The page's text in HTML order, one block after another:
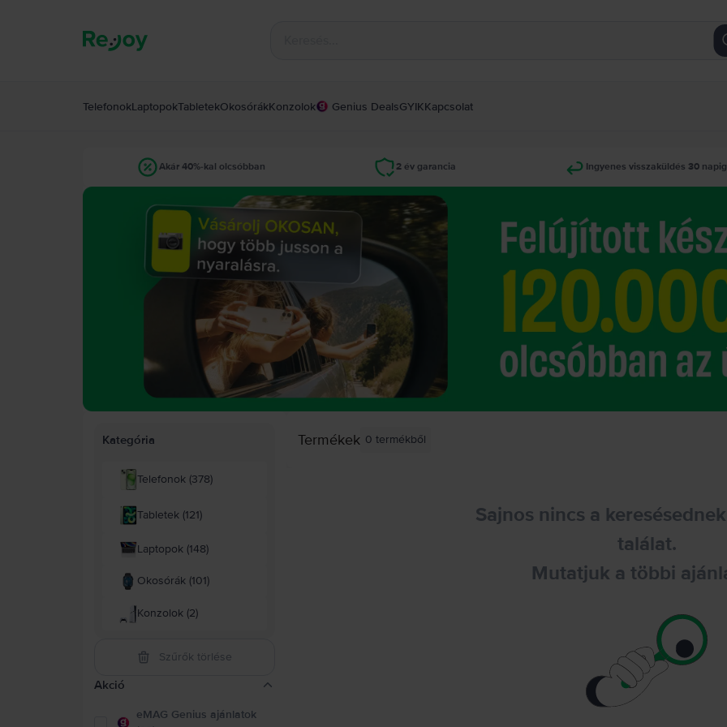
TelefonokLaptopokTabletekOkosórákKonzolok Genius DealsGYIKKapcsolat
Akár 40%-kal olcsóbban 2 év garancia Ingyenes visszaküldés 30 napig
Kategória
Telefonok (378)
Tabletek (121)
Laptopok (148)
Okosórák (101)
Konzolok (2)
Szűrők törlése
Akció
eMAG Genius ajánlatok
Termékek 0 termékből
Sajnos nincs a
találat.
Mutatjuk a többi